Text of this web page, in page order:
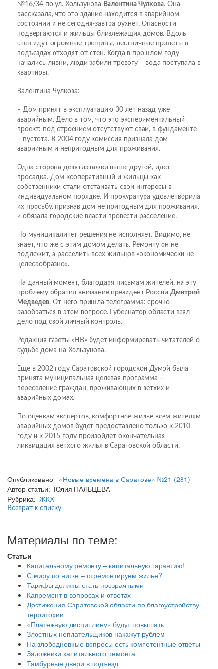
№16/34 по ул. Хользунова Валентина Чулкова. Она
рассказала, что это здание находится в аварийном
состоянии и не сегодня-завтра рухнет. Опасности
подвергаются и жильцы близлежащих домов. Вдоль
стен идут огромные трещины, лестничные пролеты в
подъездах отходят от стен. Когда в прошлом году
начались ливни, люди забили тревогу – вода поступала в
квартиры.
Валентина Чулкова:
– Дом принят в эксплуатацию 30 лет назад уже
аварийным. Дело в том, что это экспериментальный
проект: под строением отсутствуют сваи, в фундаменте
– пустота. В 2004 году комиссия признала дом
аварийным и непригодным для проживания.
Одна сторона девятиэтажки выше другой, идет
просадка. Дом кооперативный и жильцы как
собственники стали отстаивать свои интересы в
индивидуальном порядке. И прокуратура удовлетворила
их просьбу, признав дом не пригодным для проживания,
и обязала городские власти провести расселение.
Но муниципалитет решения не исполняет. Видимо, не
знает, что же с этим домом делать. Ремонту он не
подлежит, а расселить всех жильцов «экономически не
целесообразно».
На данный момент, благодаря письмам жителей, на эту
проблему обратил внимание президент России Дмитрий
Медведев. От него пришла телеграмма: срочно
разобраться в этом вопросе. Губернатор области взял
дело под свой личный контроль.
Редакция газеты «НВ» будет информировать читателей о
судьбе дома на Хользунова.
Еще в 2002 году Саратовской городской Думой была
принята муниципальная целевая программа –
переселение граждан, проживающих в ветхих и
аварийных домах.
По оценкам экспертов, комфортное жилье всем жителям
аварийных домов будет предоставлено только к 2010
году и к 2015 году произойдет окончательная
ликвидация ветхого жилья в Саратовской области.
Опубликовано: «Новые времена в Саратове» №21 (281)
Автор статьи: Юлия ПАЛЬЦЕВА
Рубрика: ЖКХ
Возврат к списку
Материалы по теме:
Статьи
Капитальному ремонту – капитальную гарантию!
С миру по нитке – отремонтируем жилье?
Тарифы должны стать прозрачными
Капремонт в вопросах и ответах
Достижения Саратовской области по благоустройству
территории
«Платежную дисциплину» будут повышать
Злостных неплательщиков накажут рублем
На злободневные вопросы есть компетентные ответы
Заложники капитального ремонта
Тамбурные двери в подъезд